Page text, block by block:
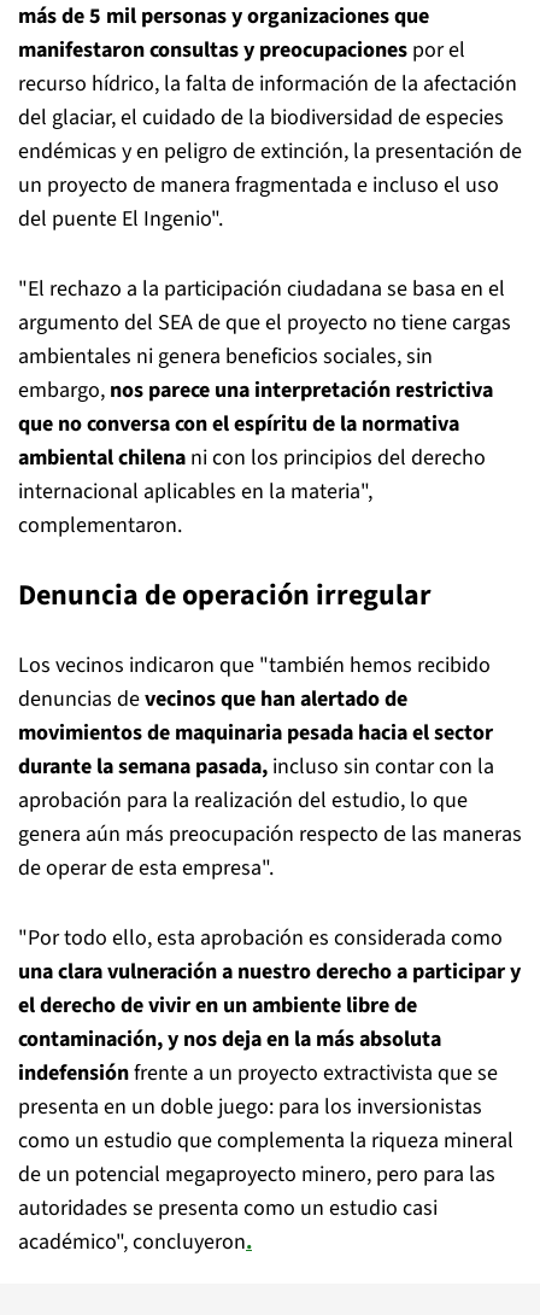
más de 5 mil personasy organizaciones que
manifestaron consultas y preocupaciones por el
recurso hídrico, la falta de información de la afectación
del glaciar, el cuidado de la biodiversidad de especies
endémicas y en peligro de extinción, la presentación de
un proyecto de manera fragmentada e incluso el uso
del puente El Ingenio".
"El rechazo a la participación ciudadana se basa en el
argumento del SEA de que el proyecto no tiene cargas
ambientales ni genera beneficios sociales, sin
embargo, nos parece una interpretación restrictiva
que no conversa con el espíritu de la normativa
ambiental chilena ni con los principios del derecho
internacional aplicables en la materia",
complementaron.
Denuncia de operación irregular
Los vecinos indicaron que "también hemos recibido
denuncias devecinos que han alertado de
movimientos de maquinaria pesada hacia el sector
durante la semana pasada, incluso sin contar con la
aprobación para la realización del estudio, lo que
genera aún más preocupación respecto de las maneras
de operar de esta empresa".
"Por todo ello, esta aprobación es considerada como
una clara vulneración a nuestro derecho a participar y
el derecho de vivir en un ambiente libre de
contaminación, y nos deja en la más absoluta
indefensiónfrente a un proyecto extractivista que se
presenta en un doble juego: para los inversionistas
como un estudio que complementa la riqueza mineral
de un potencial megaproyecto minero, pero para las
autoridades se presenta como un estudio casi
académico", concluyeron.